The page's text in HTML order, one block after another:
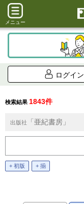
メニュー
ログイン
検索結果 1843件
出版社 「亜紀書房」
+ 初版 + 揃